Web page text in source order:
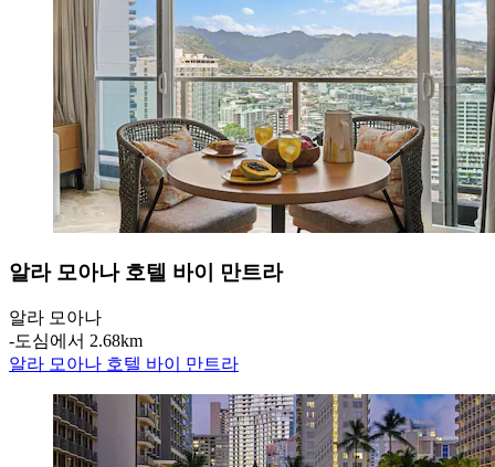
알라 모아나 호텔 바이 만트라
알라 모아나
‐도심에서 2.68km
알라 모아나 호텔 바이 만트라